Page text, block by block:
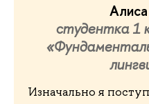
студентка 1
Изначально я